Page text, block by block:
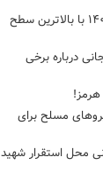
پورجمشیدیان: اربعین ۱۴۰۵ با بالاترین سطح
درباره برخی
هرمز!
مسلح برای
محل استقرار شهید